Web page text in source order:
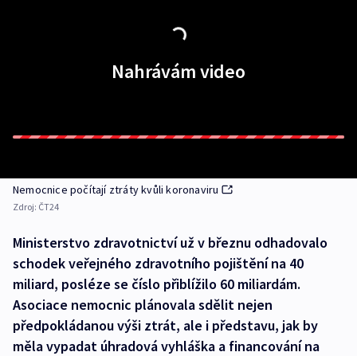
Nahrávám video
Nemocnice počítají ztráty kvůli koronaviru
Zdroj: ČT24
Ministerstvo zdravotnictví už v březnu odhadovalo
schodek veřejného zdravotního pojištění na 40
miliard, posléze se číslo přiblížilo 60 miliardám.
Asociace nemocnic plánovala sdělit nejen
předpokládanou výši ztrát, ale i představu, jak by
měla vypadat úhradová vyhláška a financování na